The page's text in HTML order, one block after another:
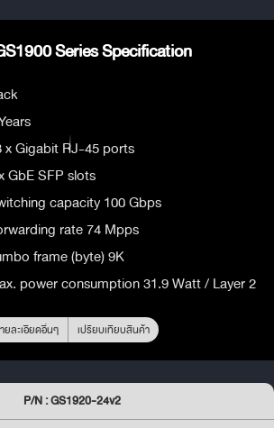
Series Specification
x Gigabit RJ-45 ports
GbE SFP slots
capacity 100 Gbps
rate 74 Mpps
frame (byte) 9K
power consumption 31.9 Watt / Layer 2
ยละเอียดอื่นๆ เปรียบเทียบสินค้า
P/N : GS1920-24v2